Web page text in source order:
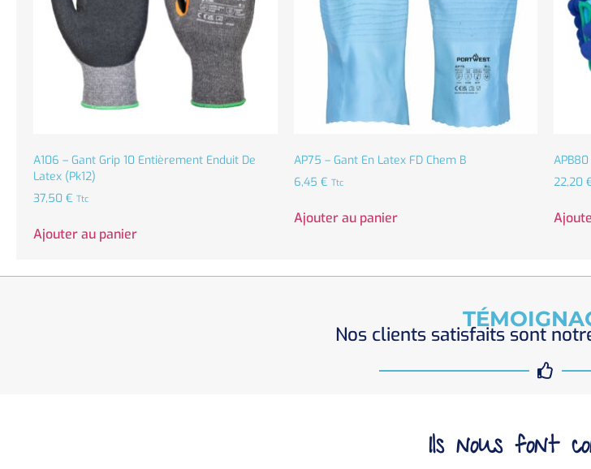
A106 – Gant Grip 10 Entièrement Enduit De
Latex (Pk12)
37,50 € Ttc
Ajouter au panier
AP75 – Gant En Latex FD Chem B
6,45 € Ttc
Ajouter au panier
22,20
Nos clients satisfaits sont
Ils nous font